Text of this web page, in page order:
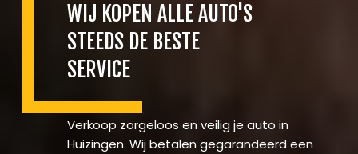
WIJ KOPEN ALLE AUTO'S
STEEDS DE BESTE
SERVICE
Verkoop zorgeloos en veilig je auto in
Huizingen. Wij betalen gegarandeerd een